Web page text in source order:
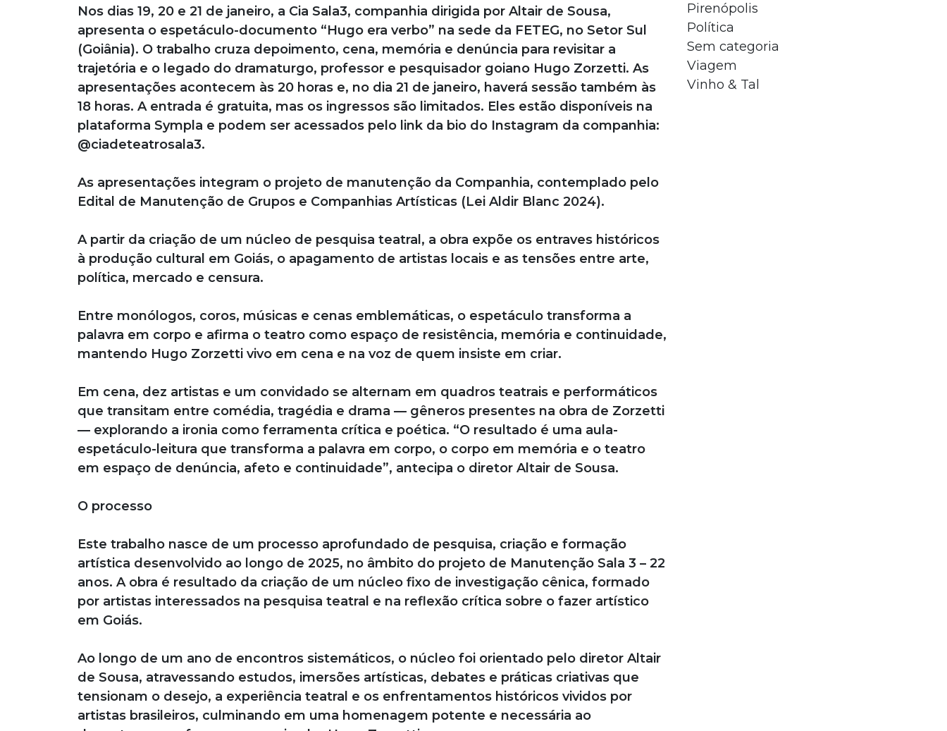
Nos dias 19, 20 e 21 de janeiro, a Cia Sala3, companhia dirigida por Altair de Sousa,
apresenta o espetáculo-documento “Hugo era verbo” na sede da FETEG, no Setor Sul
(Goiânia). O trabalho cruza depoimento, cena, memória e denúncia para revisitar a
trajetória e o legado do dramaturgo, professor e pesquisador goiano Hugo Zorzetti. As
apresentações acontecem às 20 horas e, no dia 21 de janeiro, haverá sessão também às
18 horas. A entrada é gratuita, mas os ingressos são limitados. Eles estão disponíveis na
plataforma Sympla e podem ser acessados pelo link da bio do Instagram da companhia:
@ciadeteatrosala3.
As apresentações integram o projeto de manutenção da Companhia, contemplado pelo
Edital de Manutenção de Grupos e Companhias Artísticas (Lei Aldir Blanc 2024).
A partir da criação de um núcleo de pesquisa teatral, a obra expõe os entraves históricos
à produção cultural em Goiás, o apagamento de artistas locais e as tensões entre arte,
política, mercado e censura.
Entre monólogos, coros, músicas e cenas emblemáticas, o espetáculo transforma a
palavra em corpo e afirma o teatro como espaço de resistência, memória e continuidade,
mantendo Hugo Zorzetti vivo em cena e na voz de quem insiste em criar.
Em cena, dez artistas e um convidado se alternam em quadros teatrais e performáticos
que transitam entre comédia, tragédia e drama — gêneros presentes na obra de Zorzetti
— explorando a ironia como ferramenta crítica e poética. “O resultado é uma aula-
espetáculo-leitura que transforma a palavra em corpo, o corpo em memória e o teatro
em espaço de denúncia, afeto e continuidade”, antecipa o diretor Altair de Sousa.
O processo
Este trabalho nasce de um processo aprofundado de pesquisa, criação e formação
artística desenvolvido ao longo de 2025, no âmbito do projeto de Manutenção Sala 3 – 22
anos. A obra é resultado da criação de um núcleo fixo de investigação cênica, formado
por artistas interessados na pesquisa teatral e na reflexão crítica sobre o fazer artístico
em Goiás.
Ao longo de um ano de encontros sistemáticos, o núcleo foi orientado pelo diretor Altair
de Sousa, atravessando estudos, imersões artísticas, debates e práticas criativas que
tensionam o desejo, a experiência teatral e os enfrentamentos históricos vividos por
artistas brasileiros, culminando em uma homenagem potente e necessária ao
Pirenópolis
Política
Sem categoria
Viagem
Vinho & Tal